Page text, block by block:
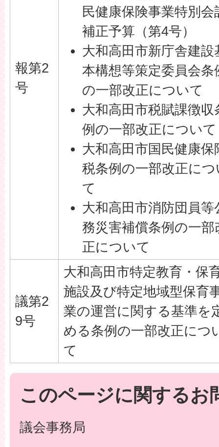
報第2
号
民健康保険事業特別会
補正予算（第4号）
大和高田市新庁舎建設
本構想等策定委員会条
の一部改正について
大和高田市税賦課徴収
例の一部改正について
大和高田市国民健康保
税条例の一部改正につ
て
大和高田市消防団員等
務災害補償条例の一部
正について
議第2
9号
大和高田市特定教育・保
施設及び特定地域型保育
業の運営に関する基準を
める条例の一部改正につ
て
このページに関するお
議会事務局